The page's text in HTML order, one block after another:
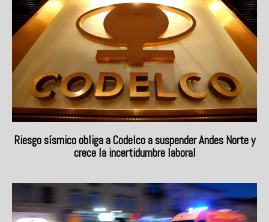
Riesgo sísmico obliga a Codelco a suspender Andes Norte y
crece la incertidumbre laboral